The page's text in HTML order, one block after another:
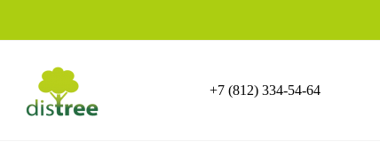
+7 (812) 334-54-64